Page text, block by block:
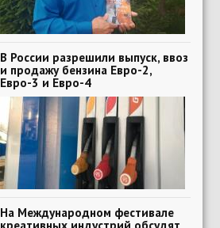
В России разрешили выпуск, ввоз
и продажу бензина Евро-2,
Евро-3 и Евро-4
На Международном фестивале
креативных индустрий обсудят